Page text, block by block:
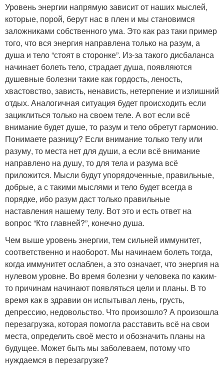
Уровень энергии напрямую зависит от наших мыслей,
которые, порой, берут нас в плен и мы становимся
заложниками собственного ума. Это как раз таки пример
того, что вся энергия направлена только на разум, а
душа и тело “стоят в сторонке”. Из-за такого дисбаланса
начинает болеть тело, страдает душа, появляются
душевные болезни такие как гордость, леность,
хвастовство, зависть, ненависть, нетерпение и излишний
отдых. Аналогичная ситуация будет происходить если
зациклиться только на своем теле. А вот если всё
внимание будет душе, то разум и тело обретут гармонию.
Понимаете разницу? Если внимание только телу или
разуму, то места нет для души, а если всё внимание
направлено на душу, то для тела и разума всё
приложится. Мысли будут упорядоченные, правильные,
добрые, а с такими мыслями и тело будет всегда в
порядке, ибо разум даст только правильные
наставления нашему телу. Вот это и есть ответ на
вопрос “Кто главней?”, конечно душа.
Чем выше уровень энергии, тем сильней иммунитет,
соответственно и наоборот. Мы начинаем болеть тогда,
когда иммунитет ослаблен, а это означает, что энергия на
нулевом уровне. Во время болезни у человека по каким-
то причинам начинают появляться цели и планы. В то
время как в здравии он испытывал лень, грусть,
депрессию, недовольство. Что произошло? А произошла
перезагрузка, которая помогла расставить всё на свои
места, определить своё место и обозначить планы на
будущее. Может быть мы заболеваем, потому что
нуждаемся в перезагрузке?